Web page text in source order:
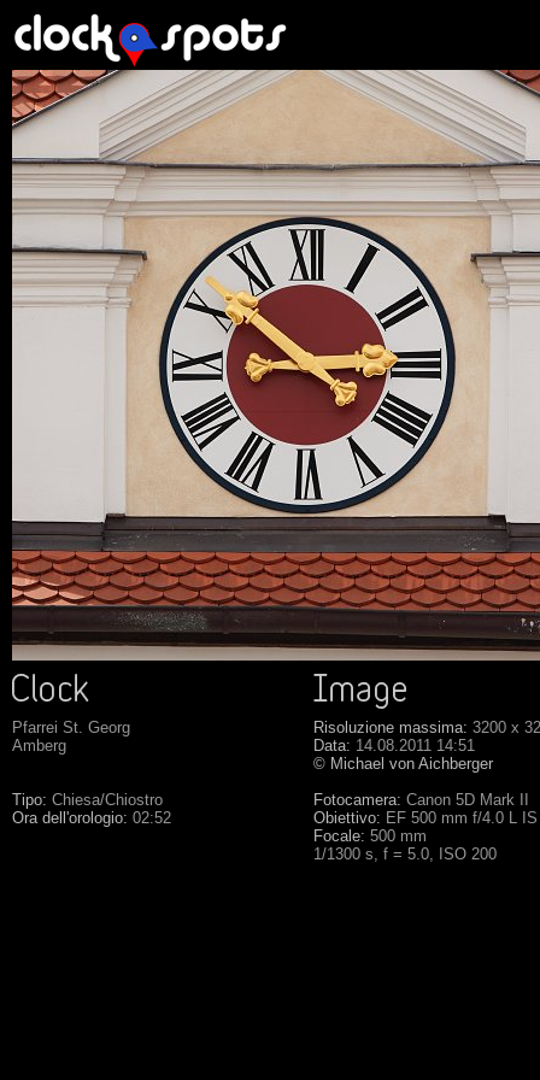
Pfarrei St. Georg
Amberg
Tipo: Chiesa/Chiostro
Ora dell'orologio: 02:52
Risoluzione massima: 3200 x
Data: 14.08.2011 14:51
© Michael von Aichberger
Fotocamera: Canon 5D Mark II
Obiettivo: EF 500 mm f/4.0 L
Focale: 500 mm
1/1300 s, f = 5.0, ISO 200